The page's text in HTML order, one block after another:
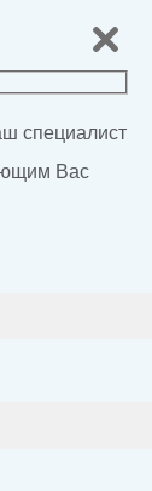
специалист
Вас